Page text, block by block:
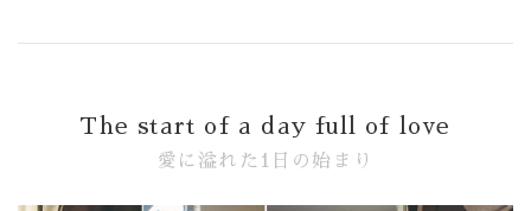
Membership
The start of a day full of love
愛に溢れた1日の始まり